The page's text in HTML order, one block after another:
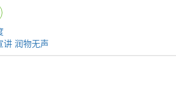
讲 润物无声